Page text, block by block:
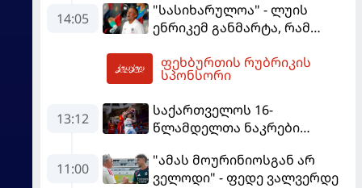
ინფორმაციაზე განმარტება
გააკეთა
14:05
"სასიხარულოა" - ლუის
ენრიკემ განმარტა, რამ
იუნაიტედთან" ნამატჩევს
ფეხბურთის რუბრიკის
სპონსორი
13:12
საქართველოს 16-
წლამდელთა ნაკრები
დამარცხდა
11:00
"ამას მოურინიოსგან არ
ველოდი" - ფედე ვალვერდე